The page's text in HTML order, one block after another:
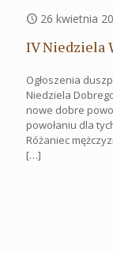
26 kwietnia
IV Niedziela
Ogłoszenia
Niedziela
nowe dobre
powołaniu dla
Różaniec
[…]